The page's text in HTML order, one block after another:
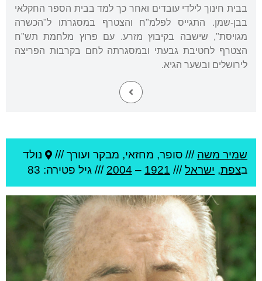
בבית חינוך לילדי עובדים ואחר כך למד בבית הספר החקלאי
בבן-שמן. התגייס לפלמ"ח והצטרף במסגרתו ל"הכשרה
מגויסת", שישבה בקיבוץ מזרע. עם פרוץ מלחמת תש"ח
הצטרף לחטיבת גבעתי ובמסגרתה לחם בקרבות הפריצה
לירושלים ובשער הגיא.
שמיר משה /// סופר, מחזאי, מבקר ועורך ///
נולד
בצפת, ישראל///
1921
–
2004 /// גיל פטירה: 83